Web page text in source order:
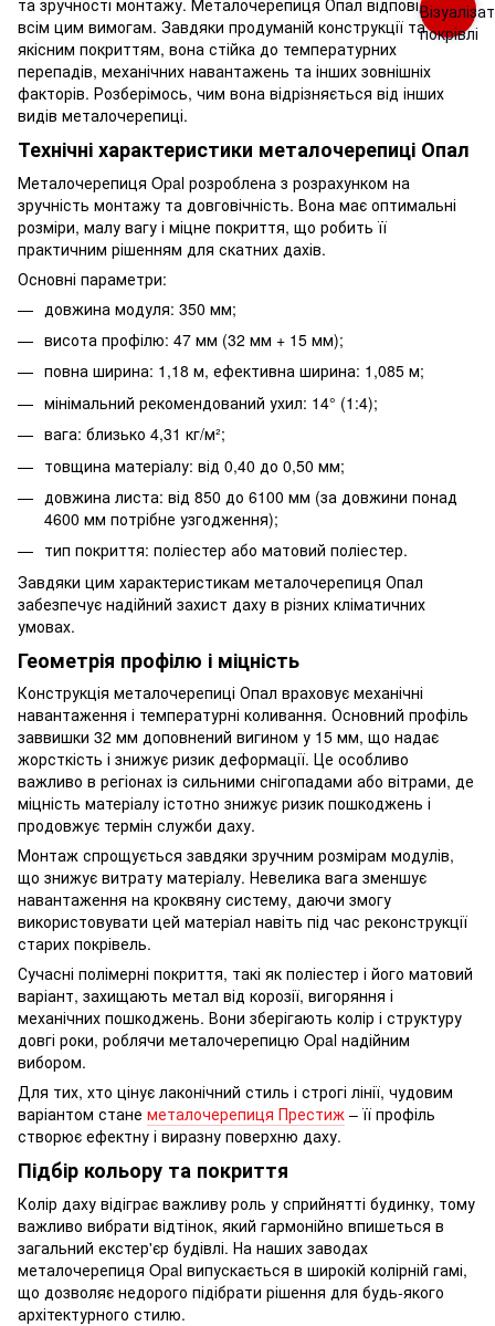
та зручності монтажу. Металочерепиця Опал відповідає
всім цим вимогам. Завдяки продуманій конструкції та
якісним покриттям, вона стійка до температурних
перепадів, механічних навантажень та інших зовнішніх
факторів. Розберімось, чим вона відрізняється від інших
видів металочерепиці.
Технічні характеристики металочерепиці Опал
Металочерепиця Opal розроблена з розрахунком на
зручність монтажу та довговічність. Вона має оптимальні
розміри, малу вагу і міцне покриття, що робить її
практичним рішенням для скатних дахів.
Основні параметри:
довжина модуля: 350 мм;
висота профілю: 47 мм (32 мм + 15 мм);
повна ширина: 1,18 м, ефективна ширина: 1,085 м;
мінімальний рекомендований ухил: 14° (1:4);
вага: близько 4,31 кг/м²;
товщина матеріалу: від 0,40 до 0,50 мм;
довжина листа: від 850 до 6100 мм (за довжини понад
4600 мм потрібне узгодження);
тип покриття: поліестер або матовий поліестер.
Завдяки цим характеристикам металочерепиця Опал
забезпечує надійний захист даху в різних кліматичних
умовах.
Геометрія профілю і міцність
Конструкція металочерепиці Опал враховує механічні
навантаження і температурні коливання. Основний профіль
заввишки 32 мм доповнений вигином у 15 мм, що надає
жорсткість і знижує ризик деформації. Це особливо
важливо в регіонах із сильними снігопадами або вітрами, де
міцність матеріалу істотно знижує ризик пошкоджень і
продовжує термін служби даху.
Монтаж спрощується завдяки зручним розмірам модулів,
що знижує витрату матеріалу. Невелика вага зменшує
навантаження на кроквяну систему, даючи змогу
використовувати цей матеріал навіть під час реконструкції
старих покрівель.
Сучасні полімерні покриття, такі як поліестер і його матовий
варіант, захищають метал від корозії, вигоряння і
механічних пошкоджень. Вони зберігають колір і структуру
довгі роки, роблячи металочерепицю Opal надійним
вибором.
Для тих, хто цінує лаконічний стиль і строгі лінії, чудовим
варіантом стане металочерепиця Престиж – її профіль
створює ефектну і виразну поверхню даху.
Підбір кольору та покриття
Колір даху відіграє важливу роль у сприйнятті будинку, тому
важливо вибрати відтінок, який гармонійно впишеться в
загальний екстер'єр будівлі. На наших заводах
металочерепиця Opal випускається в широкій колірній гамі,
що дозволяє недорого підібрати рішення для будь-якого
архітектурного стилю.